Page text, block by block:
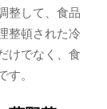
整して、食品
整頓された冷
けでなく、食
。